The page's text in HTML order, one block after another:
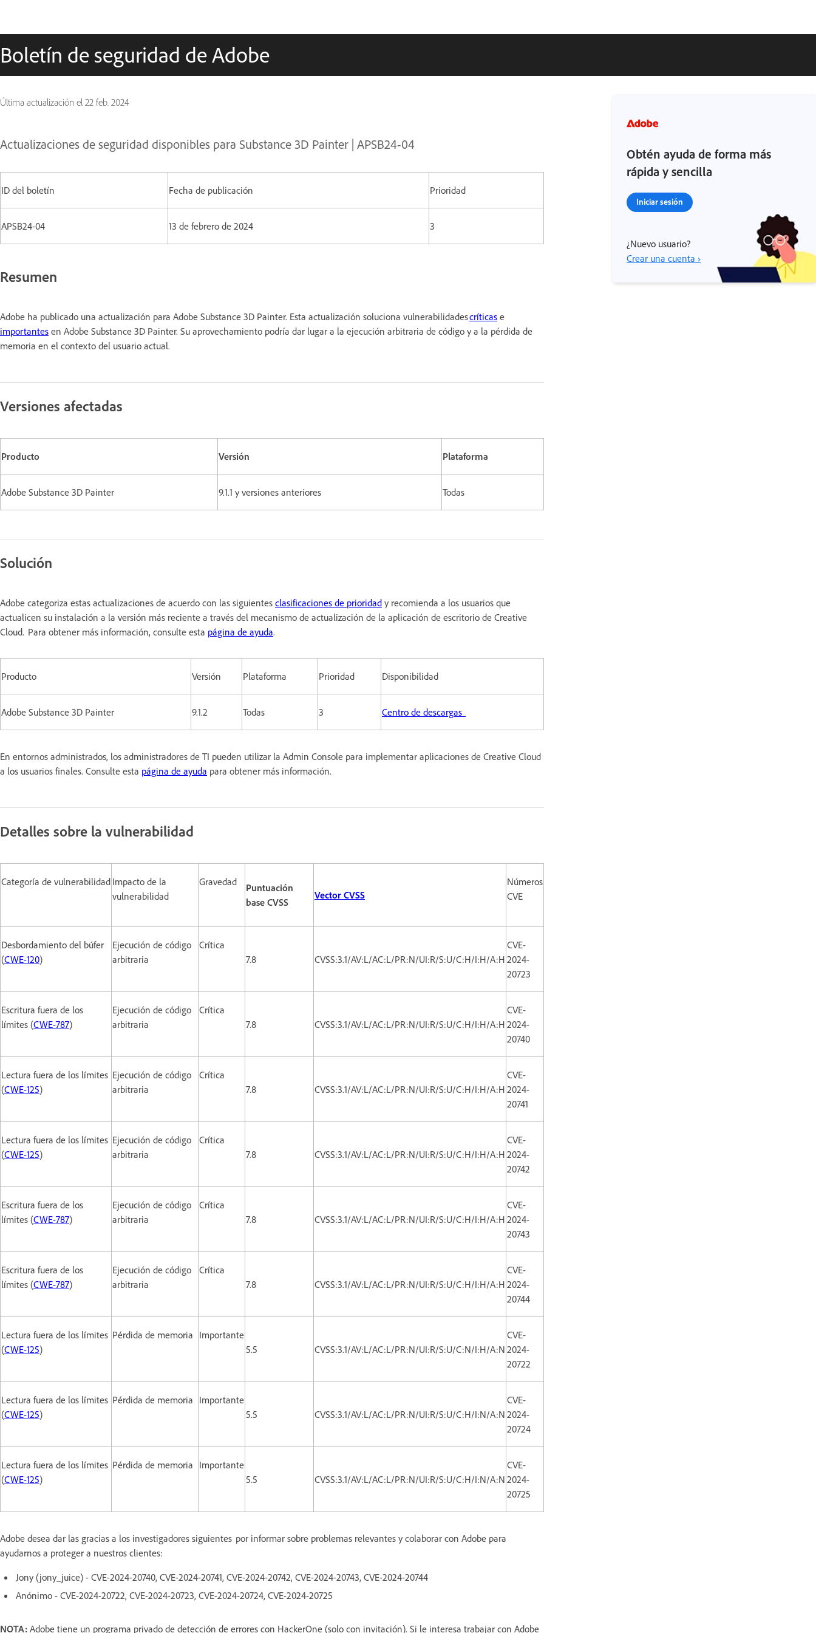
Boletín de seguridad de Adobe
Última actualización el 22 feb. 2024
Actualizaciones de seguridad disponibles para Substance 3D Painter | APSB24-04
ID del boletín Fecha de publicación Prioridad
APSB24-04 13 de febrero de 2024 3
Resumen
Adobe ha publicado una actualización para Adobe Substance 3D Painter. Esta actualización soluciona vulnerabilidadescríticas e
importantes en Adobe Substance 3D Painter. Su aprovechamiento podría dar lugar a la ejecución arbitraria de código y a la pérdida de
memoria en el contexto del usuario actual.
Versiones afectadas
Producto Versión Plataforma
Adobe Substance 3D Painter 9.1.1 y versiones anteriores Todas
Solución
Adobe categoriza estas actualizaciones de acuerdo con las siguientes clasificaciones de prioridad y recomienda a los usuarios que
actualicen su instalación a la versión más reciente a través del mecanismo de actualización de la aplicación de escritorio de Creative
Cloud. Para obtener más información, consulte esta página de ayuda.
Producto Versión Plataforma Prioridad Disponibilidad
Adobe Substance 3D Painter 9.1.2 Todas 3 Centro de descargas
En entornos administrados, los administradores de TI pueden utilizar la Admin Console para implementar aplicaciones de Creative Cloud
a los usuarios finales. Consulte esta página de ayuda para obtener más información.
Detalles sobre la vulnerabilidad
Categoría de vulnerabilidad Impacto de la
vulnerabilidad
Gravedad
Puntuación
base CVSS
Vector CVSS
Números
CVE
Desbordamiento del búfer
(CWE-120)
Ejecución de código
arbitraria
Crítica
7.8
CVSS:3.1/AV:L/AC:L/PR:N/UI:R/S:U/C:H/I:H/A:H
CVE-
2024-
20723
Escritura fuera de los
límites (CWE-787)
Ejecución de código
arbitraria
Crítica
7.8
CVSS:3.1/AV:L/AC:L/PR:N/UI:R/S:U/C:H/I:H/A:H
CVE-
2024-
20740
Lectura fuera de los límites
(CWE-125)
Ejecución de código
arbitraria
Crítica
7.8
CVSS:3.1/AV:L/AC:L/PR:N/UI:R/S:U/C:H/I:H/A:H
CVE-
2024-
20741
Lectura fuera de los límites
(CWE-125)
Ejecución de código
arbitraria
Crítica
7.8
CVSS:3.1/AV:L/AC:L/PR:N/UI:R/S:U/C:H/I:H/A:H
CVE-
2024-
20742
Escritura fuera de los
límites (CWE-787)
Ejecución de código
arbitraria
Crítica
7.8
CVSS:3.1/AV:L/AC:L/PR:N/UI:R/S:U/C:H/I:H/A:H
CVE-
2024-
20743
Escritura fuera de los
límites (CWE-787)
Ejecución de código
arbitraria
Crítica
7.8
CVSS:3.1/AV:L/AC:L/PR:N/UI:R/S:U/C:H/I:H/A:H
CVE-
2024-
20744
Lectura fuera de los límites
(CWE-125)
Pérdida de memoria Importante
5.5
CVSS:3.1/AV:L/AC:L/PR:N/UI:R/S:U/C:N/I:H/A:N
CVE-
2024-
20722
Lectura fuera de los límites
(CWE-125)
Pérdida de memoria Importante
5.5
CVSS:3.1/AV:L/AC:L/PR:N/UI:R/S:U/C:H/I:N/A:N
CVE-
2024-
20724
Lectura fuera de los límites
(CWE-125)
Pérdida de memoria Importante
5.5
CVSS:3.1/AV:L/AC:L/PR:N/UI:R/S:U/C:H/I:N/A:N
CVE-
2024-
20725
Adobe desea dar las gracias a los investigadores siguientes por informar sobre problemas relevantes y colaborar con Adobe para
ayudarnos a proteger a nuestros clientes:
Jony (jony_juice) - CVE-2024-20740, CVE-2024-20741, CVE-2024-20742, CVE-2024-20743, CVE-2024-20744
Anónimo - CVE-2024-20722, CVE-2024-20723, CVE-2024-20724, CVE-2024-20725
NOTA: Adobe tiene un programa privado de detección de errores con HackerOne (solo con invitación). Si le interesa trabajar con Adobe
Obtén ayuda de forma más
rápida y sencilla
Iniciar sesión
¿Nuevo usuario?
Crear una cuenta ›